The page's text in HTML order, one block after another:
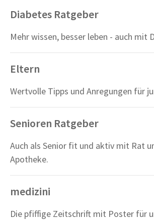
Diabetes Ratgeber
Mehr wissen, besser leben - auch mit
Eltern
Wertvolle Tipps und Anregungen für
Senioren Ratgeber
Auch als Senior fit und aktiv mit Rat
Apotheke.
medizini
Die pfiffige Zeitschrift mit Poster für